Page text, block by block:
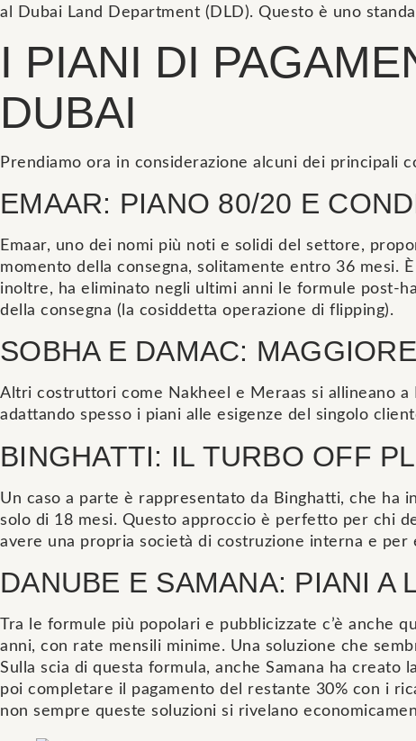
al Dubai Land Department (DLD). Questo è uno
I PIANI DI
DUBAI
Prendiamo ora in considerazione alcuni dei principali
EMAAR: PIANO 80/20 E
Emaar, uno dei nomi più noti e solidi del settore,
momento della consegna, solitamente entro 36 mesi.
inoltre, ha eliminato negli ultimi anni le formule post-
della consegna (la cosiddetta operazione di flipping).
SOBHA E DAMAC:
Altri costruttori come Nakheel e Meraas si allineano
adattando spesso i piani alle esigenze del singolo
BINGHATTI: IL TURBO OFF
Un caso a parte è rappresentato da Binghatti, che ha
solo di 18 mesi. Questo approccio è perfetto per chi
avere una propria società di costruzione interna e
DANUBE E SAMANA: PIANI A
Tra le formule più popolari e pubblicizzate c’è anche
anni, con rate mensili minime. Una soluzione che
Sulla scia di questa formula, anche Samana ha
poi completare il pagamento del restante 30% con i
non sempre queste soluzioni si rivelano